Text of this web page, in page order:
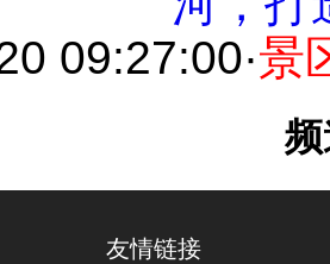
09:27:00·景
友情链接